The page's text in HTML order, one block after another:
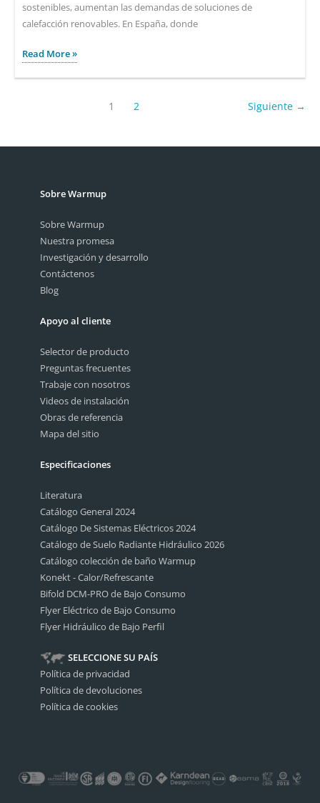
sostenibles, aumentan las demandas de soluciones de
calefacción renovables. En España, donde
Suelo
Read More »
1 2 Siguiente →
Sobre Warmup
Sobre Warmup
Nuestra promesa
Investigación y desarrollo
Contáctenos
Blog
Apoyo al cliente
Selector de producto
Preguntas frecuentes
Trabaje con nosotros
Videos de instalación
Obras de referencia
Mapa del sitio
Especificaciones
Literatura
Catálogo General 2024
Catálogo De Sistemas Eléctricos 2024
Catálogo de Suelo Radiante Hidráulico 2026
Catálogo colección de baño Warmup
Konekt - Calor/Refrescante
Bifold DCM-PRO de Bajo Consumo
Flyer Eléctrico de Bajo Consumo
Flyer Hidráulico de Bajo Perfil
SELECCIONE SU PAÍS
Política de privacidad
Política de devoluciones
Política de cookies